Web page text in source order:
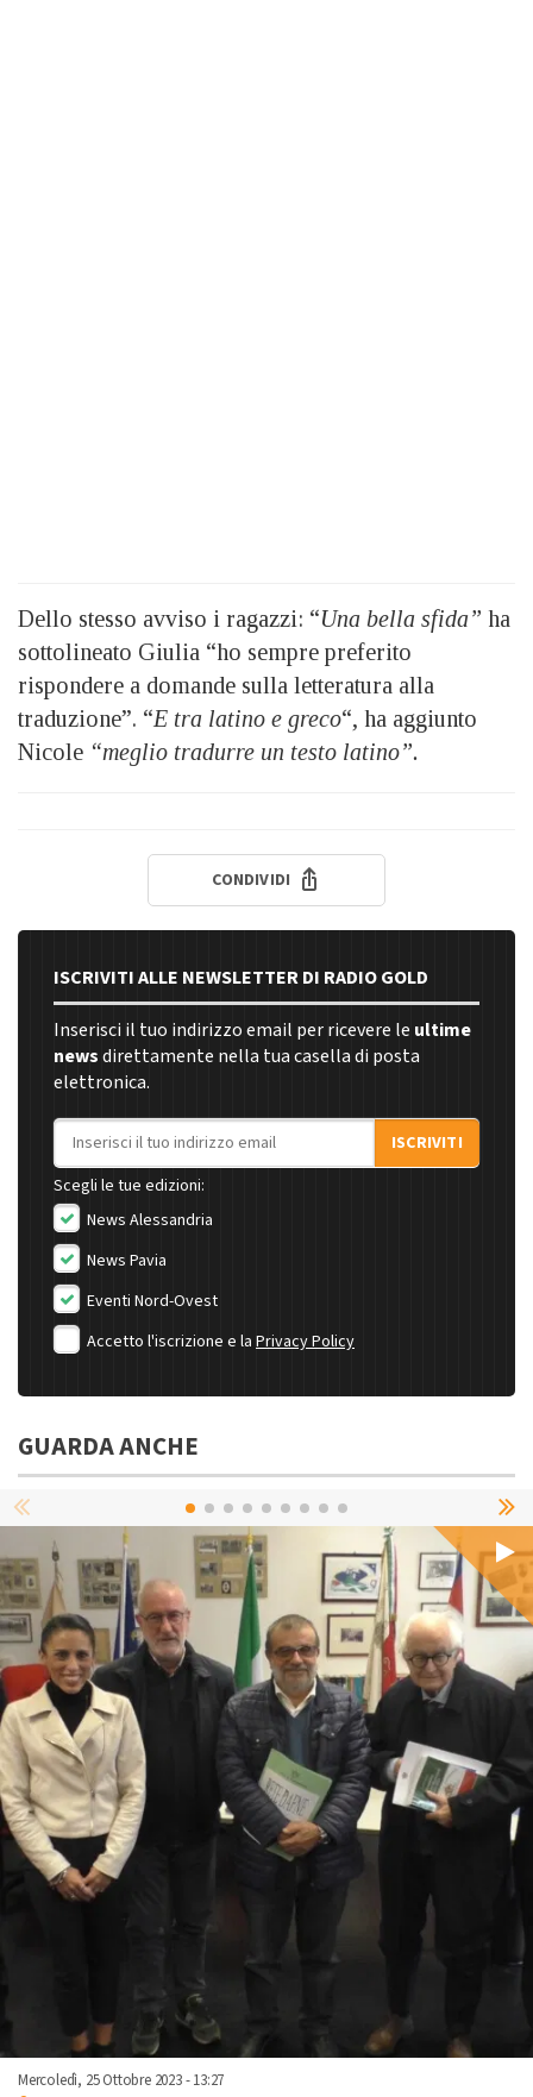
Dello stesso avviso i ragazzi: “Una bella sfida” ha
sottolineato Giulia “ho sempre preferito
rispondere a domande sulla letteratura alla
traduzione”. “E tra latino e greco“, ha aggiunto
Nicole “meglio tradurre un testo latino”.
CONDIVIDI
ISCRIVITI ALLE NEWSLETTER DI RADIO GOLD
Inserisci il tuo indirizzo email per ricevere le ultime
newsdirettamente nella tua casella di posta
elettronica.
Indirizzo email
ISCRIVITI
Scegli le tue edizioni:
News Alessandria
News Pavia
Eventi Nord-Ovest
Accetto l'iscrizione e la Privacy Policy
GUARDA ANCHE
Mercoledì, 25 Ottobre 2023 - 13:27